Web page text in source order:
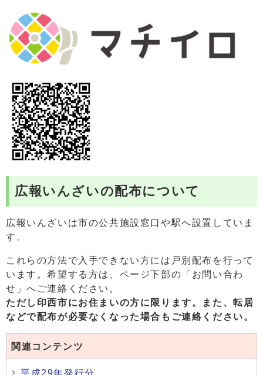
広報いんざいの配布について
広報いんざいは市の公共施設窓口や駅へ設置していま
す。
これらの方法で入手できない方には戸別配布を行って
います。希望する方は、ページ下部の「お問い合わ
せ」へご連絡ください。
ただし印西市にお住まいの方に限ります。また、転居
などで配布が必要なくなった場合もご連絡ください。
関連コンテンツ